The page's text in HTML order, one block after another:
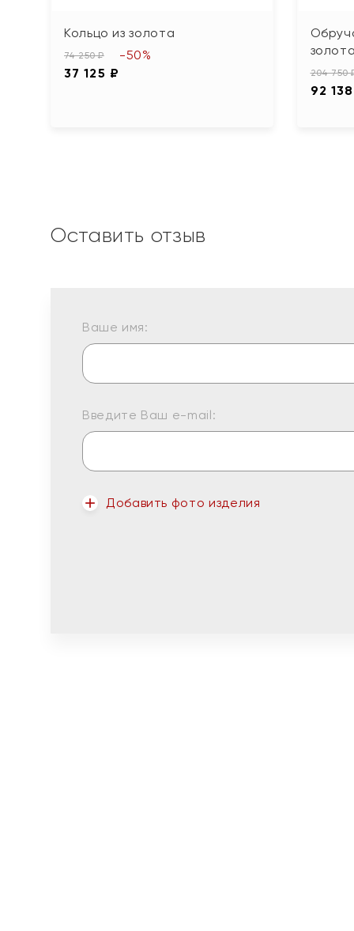
Кольцо из золота
74 250 ₽
37 125 ₽
-50%
204 750
92
Оставить отзыв
Ваше имя:
Введите Ваш e-mail:
Добавить фото изделия